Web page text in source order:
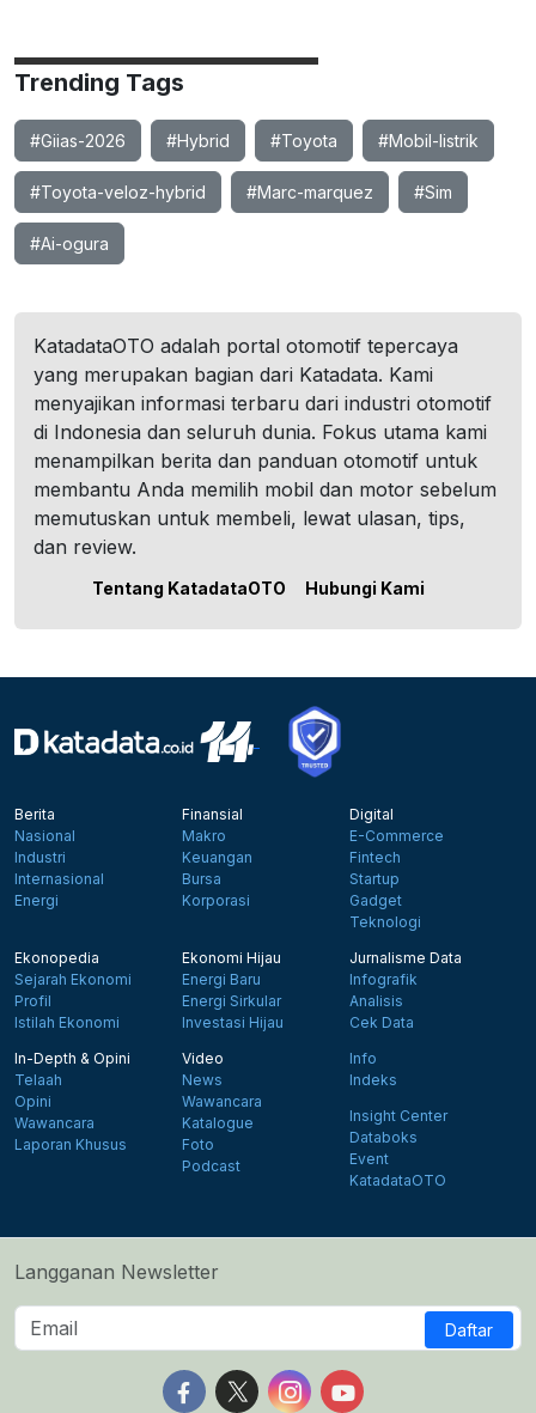
Trending Tags
#Giias-2026 #Hybrid #Toyota #Mobil-listrik
#Toyota-veloz-hybrid #Marc-marquez #Sim
#Ai-ogura
KatadataOTO adalah portal otomotif tepercaya
yang merupakan bagian dari Katadata. Kami
menyajikan informasi terbaru dari industri otomotif
di Indonesia dan seluruh dunia. Fokus utama kami
menampilkan berita dan panduan otomotif untuk
membantu Anda memilih mobil dan motor sebelum
memutuskan untuk membeli, lewat ulasan, tips,
dan review.
Tentang KatadataOTO Hubungi Kami
Berita
Nasional
Industri
Internasional
Energi
Finansial
Makro
Keuangan
Bursa
Korporasi
Digital
E-Commerce
Fintech
Startup
Gadget
Teknologi
Ekonopedia
Sejarah Ekonomi
Profil
Istilah Ekonomi
Ekonomi Hijau
Energi Baru
Energi Sirkular
Investasi Hijau
Jurnalisme Data
Infografik
Analisis
Cek Data
In-Depth & Opini
Telaah
Opini
Wawancara
Laporan Khusus
Video
News
Wawancara
Katalogue
Foto
Podcast
Info
Indeks
Insight Center
Databoks
Event
KatadataOTO
Langganan Newsletter
Daftar
Follow us on Facebook
Follow us on X
Follow us on Instagram
Follow us on